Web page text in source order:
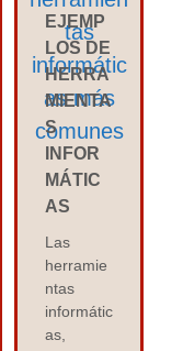
EJEMP
LOS DE
HERRA
MIENTA
S
INFOR
MÁTIC
AS
Las
herramie
ntas
informátic
as,